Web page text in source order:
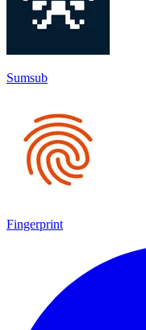
Sumsub
Fingerprint